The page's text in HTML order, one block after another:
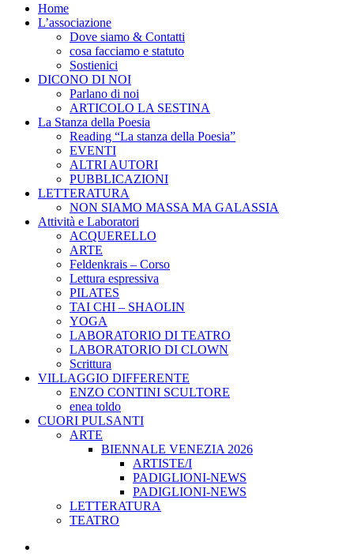
Home
L’associazione
Dove siamo & Contatti
cosa facciamo e statuto
Sostienici
DICONO DI NOI
Parlano di noi
ARTICOLO LA SESTINA
La Stanza della Poesia
Reading “La stanza della Poesia”
EVENTI
ALTRI AUTORI
PUBBLICAZIONI
LETTERATURA
NON SIAMO MASSA MA GALASSIA
Attività e Laboratori
ACQUERELLO
ARTE
Feldenkrais – Corso
Lettura espressiva
PILATES
TAI CHI – SHAOLIN
YOGA
LABORATORIO DI TEATRO
LABORATORIO DI CLOWN
Scrittura
VILLAGGIO DIFFERENTE
ENZO CONTINI SCULTORE
enea toldo
CUORI PULSANTI
ARTE
BIENNALE VENEZIA 2026
ARTISTE/I
PADIGLIONI-NEWS
PADIGLIONI-NEWS
LETTERATURA
TEATRO